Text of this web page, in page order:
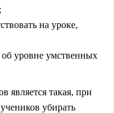
на уроке,
уровне умственных
является такая, при
убирать